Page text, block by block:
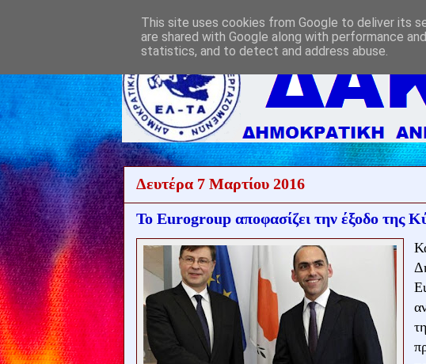
Δευτέρα 7 Μαρτίου 2016
Το Eurogroup αποφασίζει την έξοδο της
This site uses cookies from Google to deliver its
are shared with Google along with performance
statistics, and to detect and address abuse.